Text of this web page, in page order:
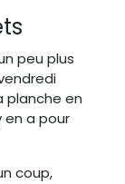
peu plus
planche en
en a pour
coup,